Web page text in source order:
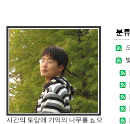
시간의 토양에 기억의 나무를 심으
분류